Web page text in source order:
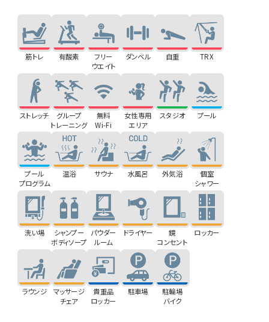
筋トレ 有酸素
フリー
ウエイト
ダンベル 自重 TRX
ストレッチ
グループ
トレーニング
無料
Wi-Fi
女性専用
エリア
スタジオ プール
プール
プログラム
温浴 サウナ 水風呂 外気浴
個室
シャワー
洗い場
シャンプー
ボディソープ
パウダー
ルーム
ドライヤー
鏡
コンセント
ロッカー
ラウンジ
マッサージ
チェア
貴重品
ロッカー
駐車場
駐輪場
バイク